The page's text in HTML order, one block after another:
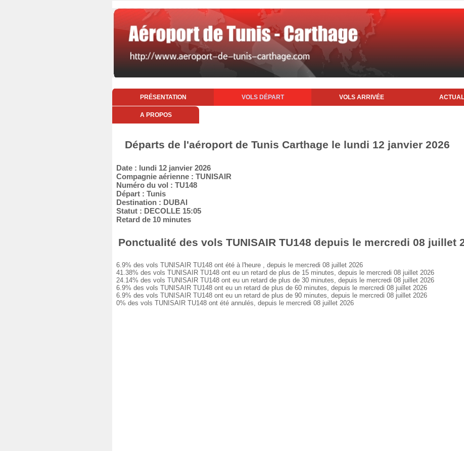
PRÉSENTATION VOLS DÉPART VOLS ARRIVÉE
A PROPOS
Départs de l'aéroport de Tunis Carthage le lundi 12 janvier 2026
Date : lundi 12 janvier 2026
Compagnie aérienne : TUNISAIR
Numéro du vol : TU148
Départ : Tunis
Destination : DUBAI
Statut : DECOLLE 15:05
Retard de 10 minutes
Ponctualité des vols TUNISAIR TU148 depuis le mercredi 08 juillet
6.9% des vols TUNISAIR TU148 ont été à l'heure , depuis le mercredi 08 juillet 2026
41.38% des vols TUNISAIR TU148 ont eu un retard de plus de 15 minutes, depuis le mercredi 08 juillet 2026
24.14% des vols TUNISAIR TU148 ont eu un retard de plus de 30 minutes, depuis le mercredi 08 juillet 2026
6.9% des vols TUNISAIR TU148 ont eu un retard de plus de 60 minutes, depuis le mercredi 08 juillet 2026
6.9% des vols TUNISAIR TU148 ont eu un retard de plus de 90 minutes, depuis le mercredi 08 juillet 2026
0% des vols TUNISAIR TU148 ont été annulés, depuis le mercredi 08 juillet 2026